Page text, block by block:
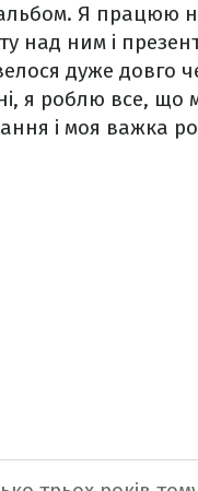
Я працюю
над ним і
дуже довго
я роблю все,
і моя важка